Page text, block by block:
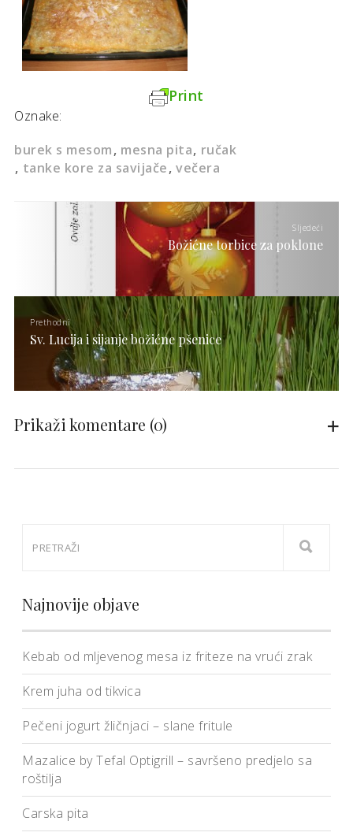
Print
Oznake:
burek s mesom mesna pita ručak
tanke kore za savijače večera
Sljedeći
Božićne torbice za poklone
Prethodni
Sv. Lucija i sijanje božićne pšenice
Prikaži komentare (0)
Najnovije objave
Kebab od mljevenog mesa iz friteze na vrući zrak
Krem juha od tikvica
Pečeni jogurt žličnjaci – slane fritule
Mazalice by Tefal Optigrill – savršeno predjelo sa
roštilja
Carska pita